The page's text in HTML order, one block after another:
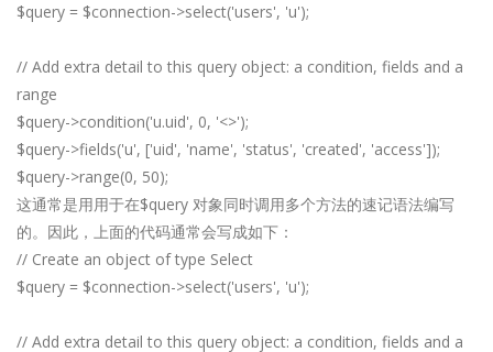
$query = $connection->select('users', 'u');
// Add extra detail to this query object: a condition, fields and a
range
$query->condition('u.uid', 0, '<>');
$query->fields('u', ['uid', 'name', 'status', 'created', 'access']);
$query->range(0, 50);
这通常是用用于在$query 对象同时调用多个方法的速记语法编写
的。因此，上面的代码通常会写成如下：
// Create an object of type Select
$query = $connection->select('users', 'u');
// Add extra detail to this query object: a condition, fields and a